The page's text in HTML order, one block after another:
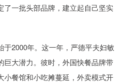
了一批头部品牌，建立起自己坚实
2000年。这一年，严德平夫妇敏
巨大潜力。彼时，外国快餐品牌带
小餐馆和小吃摊蔓延，外卖模式开